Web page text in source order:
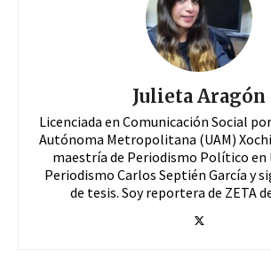
Julieta Aragón
Licenciada en Comunicación Social
Autónoma Metropolitana (UAM)
maestría de Periodismo Político en
Periodismo Carlos Septién García y
de tesis. Soy reportera de ZETA